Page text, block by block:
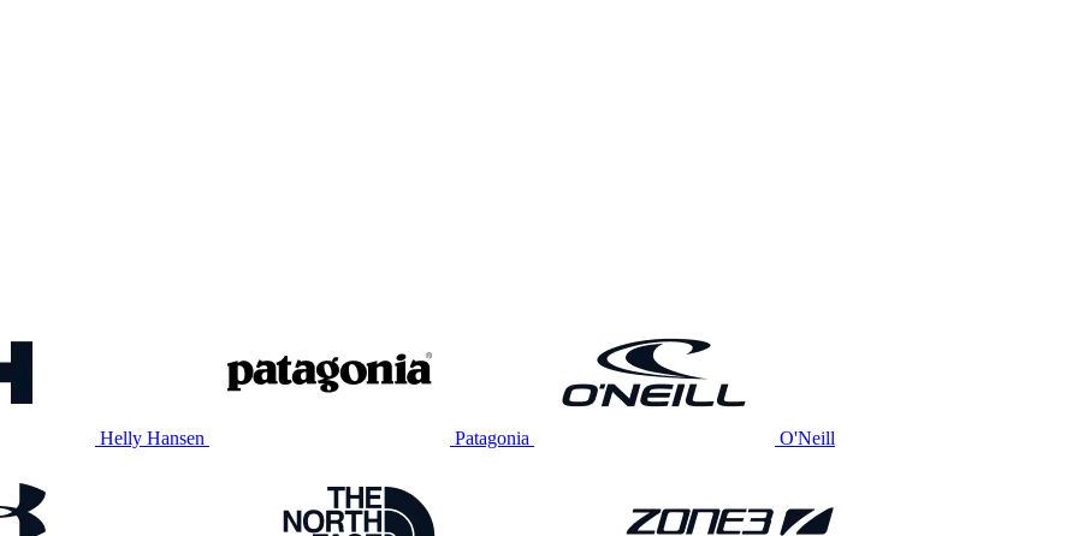
Helly Hansen Patagonia O'Neill